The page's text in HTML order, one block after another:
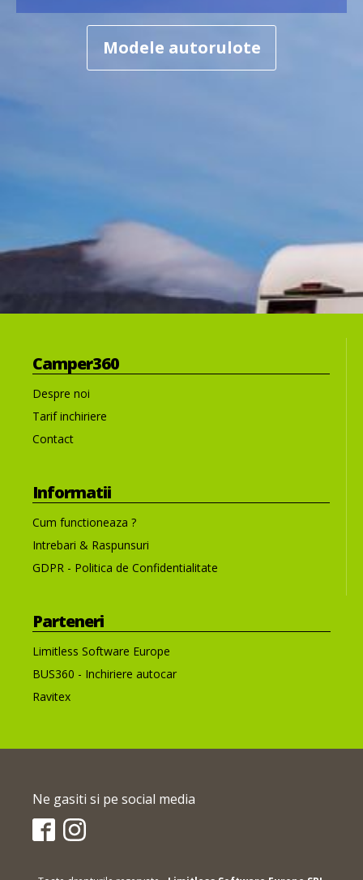
Modele autorulote
Camper360
Despre noi
Tarif inchiriere
Contact
Informatii
Cum functioneaza ?
Intrebari & Raspunsuri
GDPR - Politica de Confidentialitate
Parteneri
Limitless Software Europe
BUS360 - Inchiriere autocar
Ravitex
Ne gasiti si pe social media